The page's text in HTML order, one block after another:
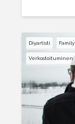
Diyartisti
Verkostoituminen